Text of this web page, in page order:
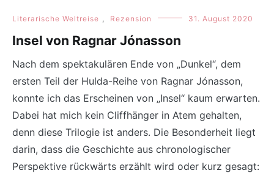
Literarische Weltreise , Rezension 31. August 2020
Insel von Ragnar Jónasson
Nach dem spektakulären Ende von „Dunkel“, dem
ersten Teil der Hulda-Reihe von Ragnar Jónasson,
konnte ich das Erscheinen von „Insel“ kaum erwarten.
Dabei hat mich kein Cliffhänger in Atem gehalten,
denn diese Trilogie ist anders. Die Besonderheit liegt
darin, dass die Geschichte aus chronologischer
Perspektive rückwärts erzählt wird oder kurz gesagt: